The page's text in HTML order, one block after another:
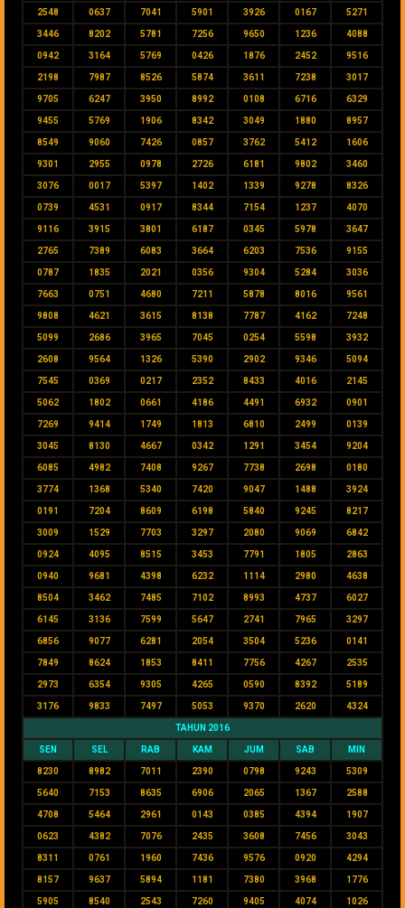
2548 0637 7041 5901 3926 0167 5271
3446 8202 5781 7256 9650 1236 4088
0942 3164 5769 0426 1876 2452 9516
2198 7987 8526 5874 3611 7238 3017
9705 6247 3950 8992 0108 6716 6329
9455 5769 1906 8342 3049 1880 8957
8549 9060 7426 0857 3762 5412 1606
9301 2955 0978 2726 6181 9802 3460
3076 0017 5397 1402 1339 9278 8326
0739 4531 0917 8344 7154 1237 4070
9116 3915 3801 6187 0345 5978 3647
2765 7389 6083 3664 6203 7536 9155
0787 1835 2021 0356 9304 5284 3036
7663 0751 4680 7211 5878 8016 9561
9808 4621 3615 8138 7787 4162 7248
5099 2686 3965 7045 0254 5598 3932
2608 9564 1326 5390 2902 9346 5094
7545 0369 0217 2352 8433 4016 2145
5062 1802 0661 4186 4491 6932 0901
7269 9414 1749 1813 6810 2499 0139
3045 8130 4667 0342 1291 3454 9204
6085 4982 7408 9267 7738 2698 0180
3774 1368 5340 7420 9047 1488 3924
0191 7204 8609 6198 5840 9245 8217
3009 1529 7703 3297 2080 9069 6842
0924 4095 8515 3453 7791 1805 2863
0940 9681 4398 6232 1114 2980 4638
8504 3462 7485 7102 8993 4737 6027
6145 3136 7599 5647 2741 7965 3297
6856 9077 6281 2054 3504 5236 0141
7849 8624 1853 8411 7756 4267 2535
2973 6354 9305 4265 0590 8392 5189
3176 9833 7497 5053 9370 2620 4324
TAHUN 2016
SEN SEL RAB KAM JUM SAB MIN
8230 8982 7011 2390 0798 9243 5309
5640 7153 8635 6906 2065 1367 2588
4708 5464 2961 0143 0385 4394 1907
0623 4382 7076 2435 3608 7456 3043
8311 0761 1960 7436 9576 0920 4294
8157 9637 5894 1181 7380 3968 1776
5905 8540 2543 7260 9405 4074 1026